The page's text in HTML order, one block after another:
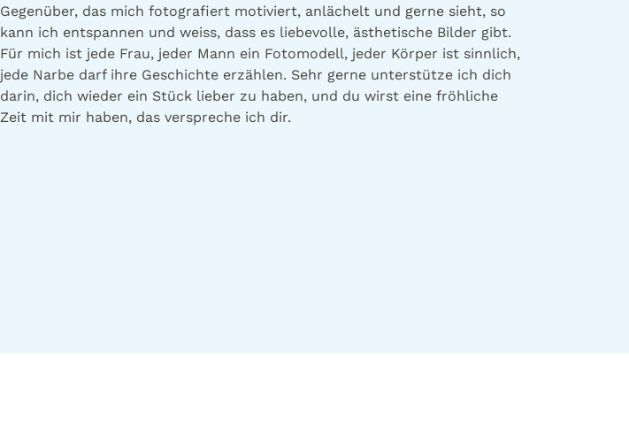
Gegenüber, das mich fotografiert motiviert, anlächelt und gerne sieht, so
kann ich entspannen und weiss, dass es liebevolle, ästhetische Bilder gibt.
Für mich ist jede Frau, jeder Mann ein Fotomodell, jeder Körper ist sinnlich,
jede Narbe darf ihre Geschichte erzählen. Sehr gerne unterstütze ich dich
darin, dich wieder ein Stück lieber zu haben, und du wirst eine fröhliche
Zeit mit mir haben, das verspreche ich dir.